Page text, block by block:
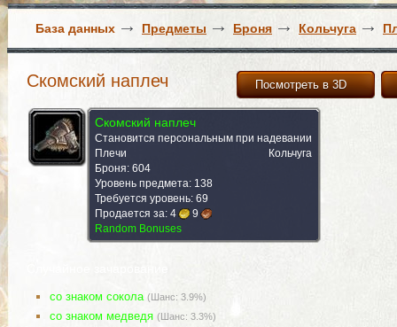
База данных Предметы Броня Кольчуга
Посмотреть в 3D
Скомский наплеч
Скомский наплеч
Становится персональным при надевании
Плечи
Кольчуга
Броня: 604
Уровень предмета: 138
Требуется уровень: 69
Продается за: 4
9
Random Bonuses
со знаком сокола (Шанс: 3.9%)
со знаком медведя (Шанс: 3.3%)